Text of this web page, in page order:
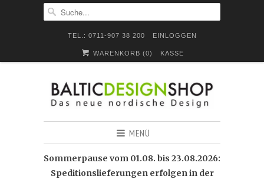
TEL.: 0711-907 38 200 EINLOGGEN
WARENKORB (0) KASSE
MENÜ
Sommerpause vom 01.08. bis 23.08.2026:
Speditionslieferungen erfolgen in der